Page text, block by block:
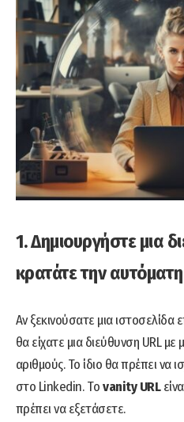
1. Δημιουργήστε μια
κρατάτε την αυτόματη
Αν ξεκινούσατε μια ιστοσελίδα
θα είχατε μια διεύθυνση URL
αριθμούς. Το ίδιο θα πρέπει να
στο Linkedin. Tοvanity URL
πρέπει να εξετάσετε.